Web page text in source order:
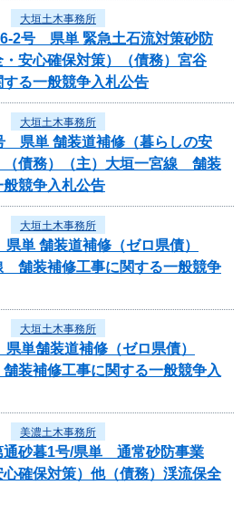
大垣土木事務所
2号 県単 緊急土石流対策砂防
安心確保対策）（債務）宮谷
る一般競争入札公告
大垣土木事務所
県単 舗装道補修（暮らしの安
（債務）（主）大垣一宮線 舗装
競争入札公告
大垣土木事務所
単 舗装道補修（ゼロ県債）
舗装補修工事に関する一般競争
大垣土木事務所
単舗装道補修（ゼロ県債）
装補修工事に関する一般競争入
美濃土木事務所
通砂暮1号/県単 通常砂防事業
心確保対策）他（債務）渓流保全